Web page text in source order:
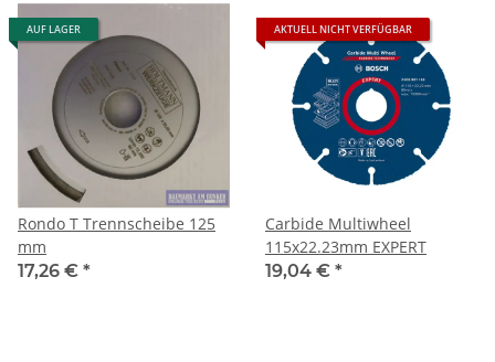
AUF LAGER
Rondo T Trennscheibe 125
mm
17,26 € *
AKTUELL NICHT VERFÜGBAR
Carbide Multiwheel
115x22.23mm EXPERT
19,04 € *